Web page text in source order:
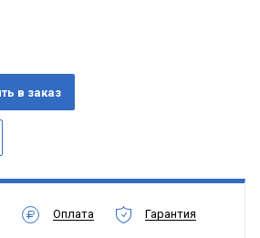
Оплата Гарантия